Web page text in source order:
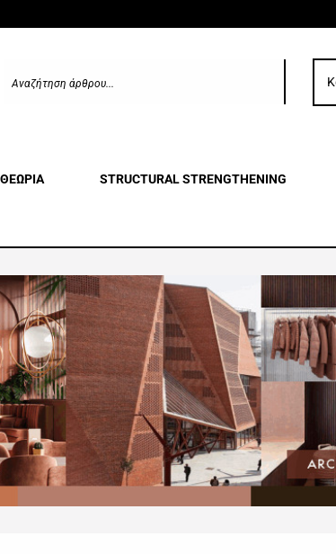
ΘΕΩΡΙΑ STRUCTURAL STRENGTHENING